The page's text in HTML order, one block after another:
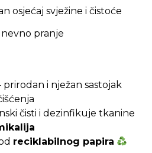
osjećaj svježine i čistoće
pranje
prirodan i nježan sastojak
čisti i dezinfikuje tkanine
reciklabilnog papira